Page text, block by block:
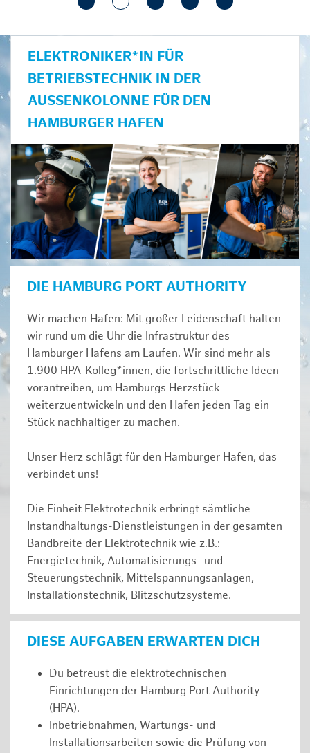
ELEKTRONIKER*IN FÜR
BETRIEBSTECHNIK IN DER
AUSSENKOLONNE FÜR DEN H
AMBURGER HAFEN
DIE HAMBURG PORT AUTHORITY
Wir machen Hafen: Mit großer Leidenschaft halten
wir rund um die Uhr die Infrastruktur des
Hamburger Hafens am Laufen. Wir sind mehr als
1.900 HPA-Kolleg*innen, die fortschrittliche Ideen
vorantreiben, um Hamburgs Herzstück
weiterzuentwickeln und den Hafen jeden Tag ein
Stück nachhaltiger zu machen.
Unser Herz schlägt für den Hamburger Hafen, das
verbindet uns!
Die Einheit Elektrotechnik erbringt sämtliche
Instandhaltungs-Dienstleistungen in der gesamten
Bandbreite der Elektrotechnik wie z.B.:
Energietechnik, Automatisierungs- und
Steuerungstechnik, Mittelspannungsanlagen,
Installationstechnik, Blitzschutzsysteme.
DIESE AUFGABEN ERWARTEN DICH
Du betreust die elektrotechnischen
Einrichtungen der Hamburg Port Authority
(HPA).
Inbetriebnahmen, Wartungs- und
Installationsarbeiten sowie die Prüfung von